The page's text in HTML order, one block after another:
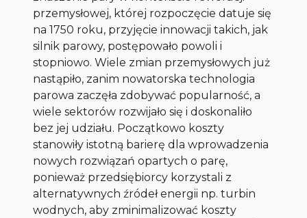
przemysłowej, której rozpoczęcie datuje się
na 1750 roku, przyjęcie innowacji takich, jak
silnik parowy, postępowało powoli i
stopniowo. Wiele zmian przemysłowych już
nastąpiło, zanim nowatorska technologia
parowa zaczęła zdobywać popularność, a
wiele sektorów rozwijało się i doskonaliło
bez jej udziału. Początkowo koszty
stanowiły istotną barierę dla wprowadzenia
nowych rozwiązań opartych o parę,
ponieważ przedsiębiorcy korzystali z
alternatywnych źródeł energii np. turbin
wodnych, aby zminimalizować koszty